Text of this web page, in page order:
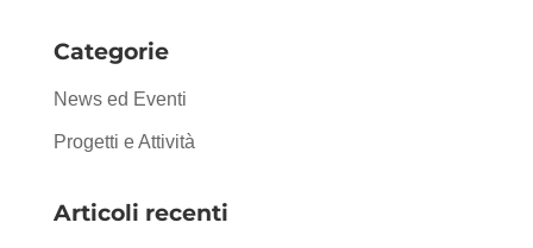
Categorie
News ed Eventi
Progetti e Attività
Articoli recenti